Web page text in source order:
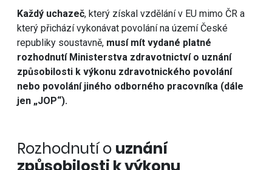
Každý uchazeč, který získal vzdělání v EU mimo ČR a
který přichází vykonávat povolání na území České
republiky soustavně, musí mít vydané platné
rozhodnutí Ministerstva zdravotnictví o uznání
způsobilosti k výkonu zdravotnického povolání
nebo povolání jiného odborného pracovníka (dále
jen „JOP“).
Rozhodnutí o uznání